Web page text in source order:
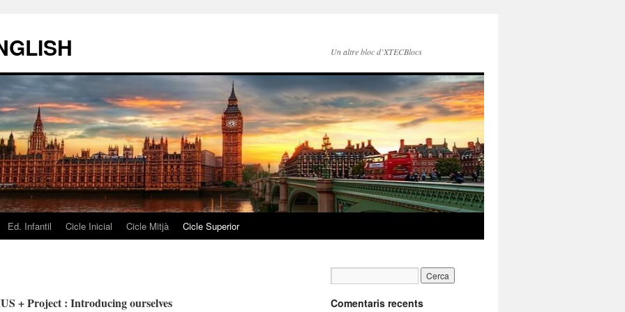
Un altre bloc d’XTECBlocs
Ed. Infantil Cicle Inicial Cicle Mitjà Cicle Superior
+ Project : Introducing ourselves
Comentaris recents